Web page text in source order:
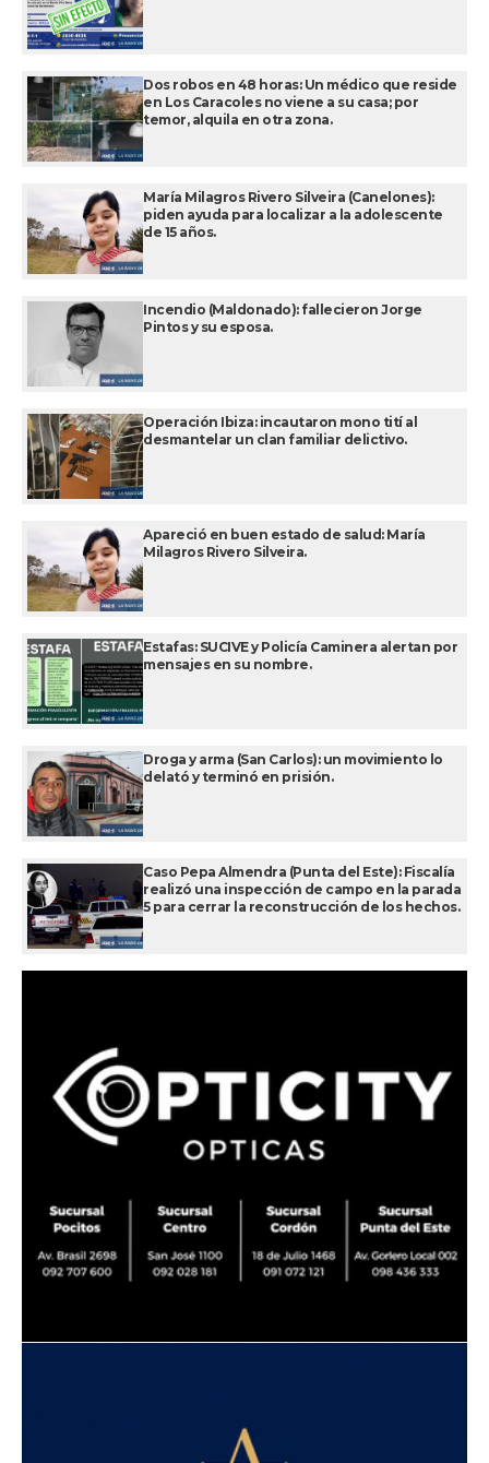
Dos robos en 48 horas: Un médico que reside
en Los Caracoles no viene a su casa; por
temor, alquila en otra zona.
María Milagros Rivero Silveira (Canelones):
piden ayuda para localizar a la adolescente
de 15 años.
Incendio (Maldonado): fallecieron Jorge
Pintos y su esposa.
Operación Ibiza: incautaron mono tití al
desmantelar un clan familiar delictivo.
Apareció en buen estado de salud: María
Milagros Rivero Silveira.
Estafas: SUCIVE y Policía Caminera alertan por
mensajes en su nombre.
Droga y arma (San Carlos): un movimiento lo
delató y terminó en prisión.
Caso Pepa Almendra (Punta del Este): Fiscalía
realizó una inspección de campo en la parada
5 para cerrar la reconstrucción de los hechos.